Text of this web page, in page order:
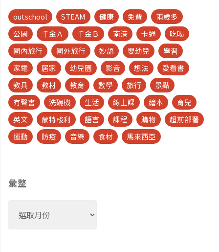
outschool STEAM 健康 免費
兩歲多
公園
千金Ａ 千金Ｂ 南港 卡通
吃喝
國內旅行
國外旅行 妙語 嬰幼兒
學習
家電
居家 幼兒園 影音 想法
愛看書
教具
教材 教育 數學 旅行
景點
有聲書
洗碗機 生活 線上課 繪本
育兒
英文
蒙特梭利 語言 課程 購物
超前部署
運動
防疫 音樂 食材 馬來西亞
彙整